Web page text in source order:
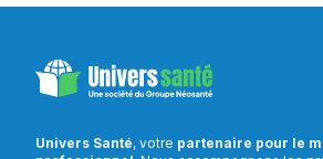
Univers Santé, votre partenaire pour le